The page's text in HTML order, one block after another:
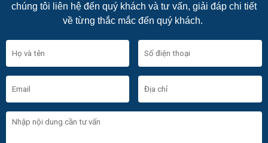
chúng tôi liên hệ đến quý khách và tư vấn, giải đáp chi tiết
về từng thắc mắc đến quý khách.